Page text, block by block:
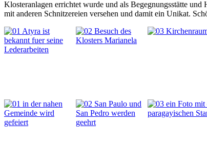
Klosteranlagen errichtet wurde und als Begegnungsstätte
mit anderen Schnitzereien versehen und damit ein Unikat.